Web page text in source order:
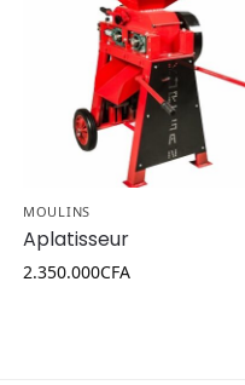
MOULINS
Aplatisseur
2.350.000CFA